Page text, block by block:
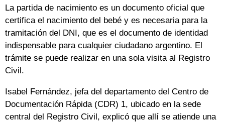
La partida de nacimiento es un documento oficial que
certifica el nacimiento del bebé y es necesaria para la
tramitación del DNI, que es el documento de identidad
indispensable para cualquier ciudadano argentino. El
trámite se puede realizar en una sola visita al Registro
Civil.
Isabel Fernández, jefa del departamento del Centro de
Documentación Rápida (CDR) 1, ubicado en la sede
central del Registro Civil, explicó que allí se atiende una